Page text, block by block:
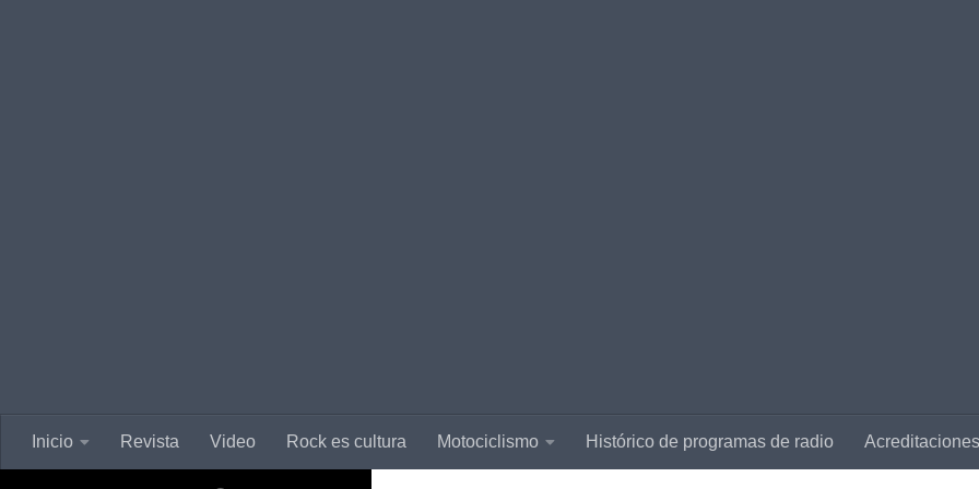
Inicio Revista Video Rock es cultura Motociclismo Histórico de programas de radio Acreditaciones